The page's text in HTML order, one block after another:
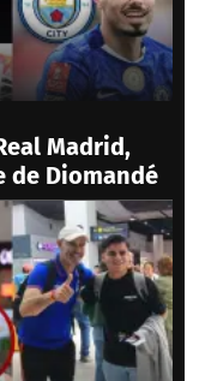
Madrid,
de Diomandé